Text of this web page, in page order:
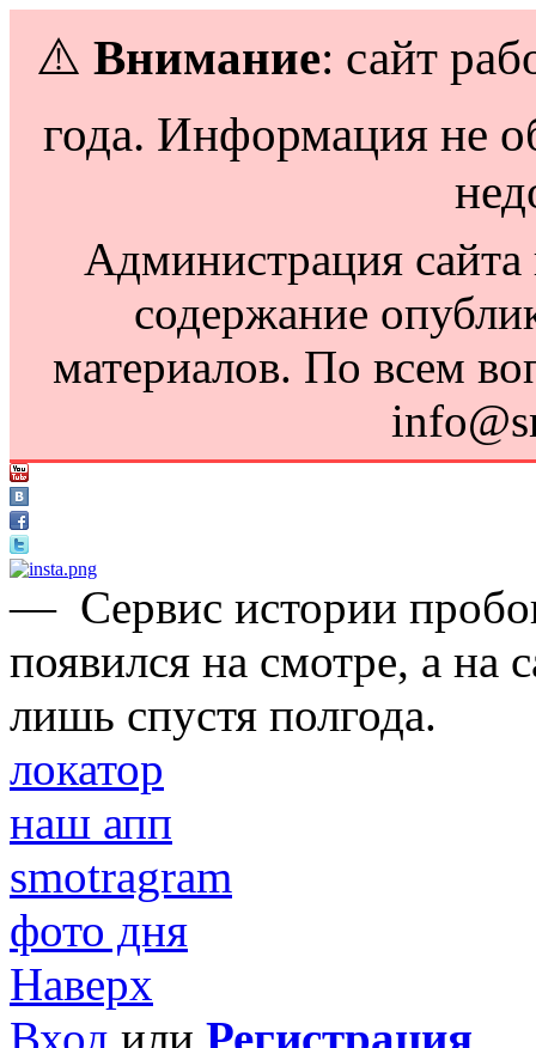
⚠️ Внимание: сайт
года. Информация не
Администрация сайта
содержание
материалов. По всем
— Сервис истории
появился на смотре, а на
лишь спустя полгода.
локатор
наш апп
smotragram
фото дня
Наверх